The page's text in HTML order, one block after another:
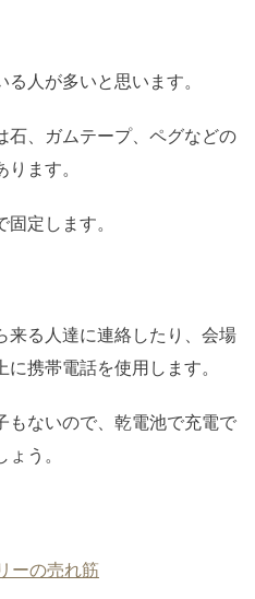
人が多いと思います。
石、ガムテープ、ペグなどの
ます。
定します。
来る人達に連絡したり、会場
携帯電話を使用します。
もないので、乾電池で充電で
う。
ーの売れ筋